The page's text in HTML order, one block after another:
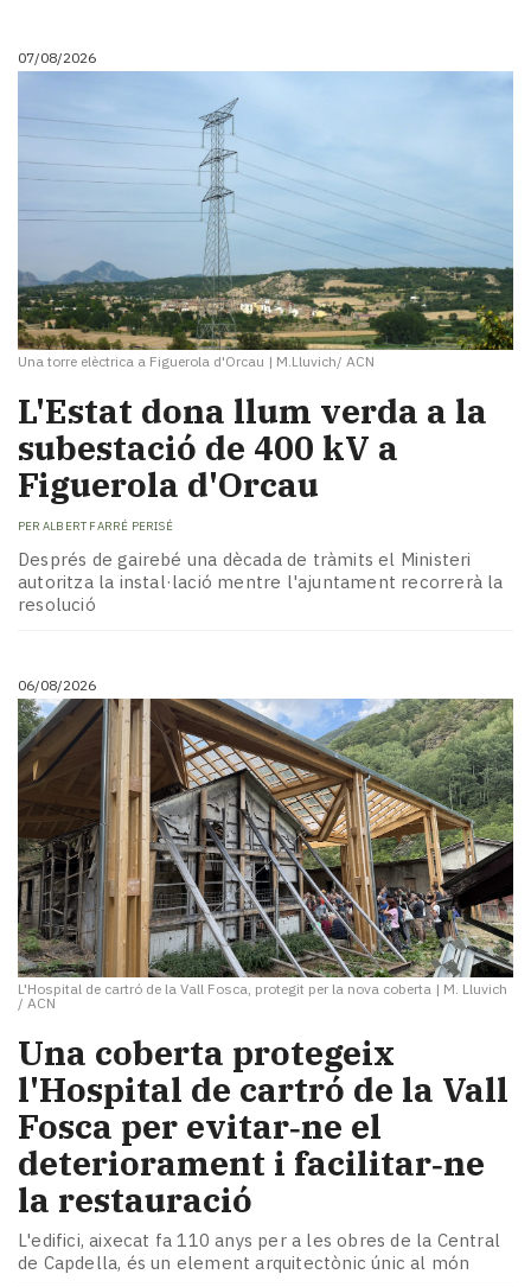
Cultura
Mai
TV
i
temps
Reportatges
Entrevistes
Enquestes
A
escena!
Dis
la
teva!
Subscriptors
La
newsletter
del
patrocinat
Lo
més
llegit...
Editorial
07/08/2026
Una torre elèctrica a Figuerola d'Orcau | M.Lluvich/ ACN
L'Estat dona llum verda a la
subestació de 400 kV a
Figuerola d'Orcau
PER ALBERT FARRÉ PERISÉ
Després de gairebé una dècada de tràmits el Ministeri
autoritza la instal·lació mentre l'ajuntament recorrerà la
resolució
06/08/2026
L'Hospital de cartró de la Vall Fosca, protegit per la nova coberta | M. Lluvich
/ ACN
Una coberta protegeix
l'Hospital de cartró de la Vall
Fosca per evitar‑ne el
deteriorament i facilitar‑ne
la restauració
L'edifici, aixecat fa 110 anys per a les obres de la Central
de Capdella, és un element arquitectònic únic al món